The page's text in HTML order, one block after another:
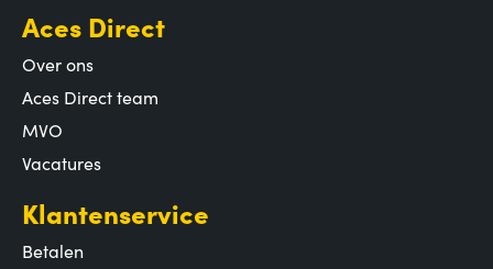
Aces Direct
Over ons
Aces Direct team
MVO
Vacatures
Klantenservice
Betalen